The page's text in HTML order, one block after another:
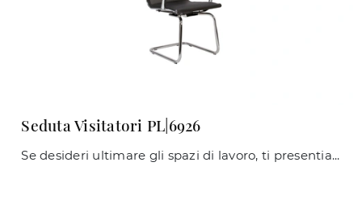
Seduta Visitatori PL|6926
Se desideri ultimare gli spazi di lavoro, ti presentiamo il modello Seduta Visitatori PL|6926 di Giessegi tra diverse proposte di sedie ospiti e ...